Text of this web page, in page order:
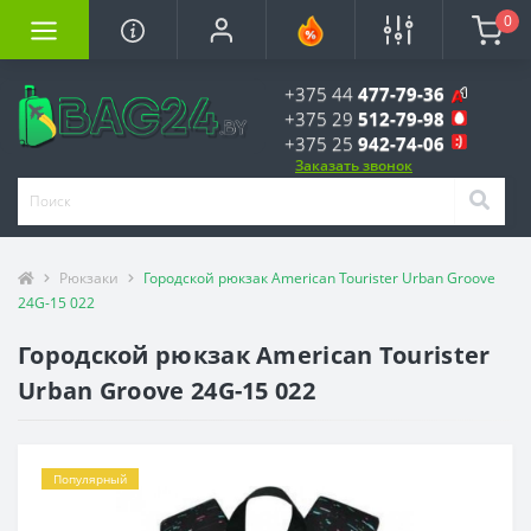
0
+375 44 477-79-36
+375 29 512-79-98
+375 25 942-74-06
Заказать звонок
Рюкзаки
Городской рюкзак American Tourister Urban Groove
24G-15 022
Городской рюкзак American Tourister
Urban Groove 24G-15 022
Популярный